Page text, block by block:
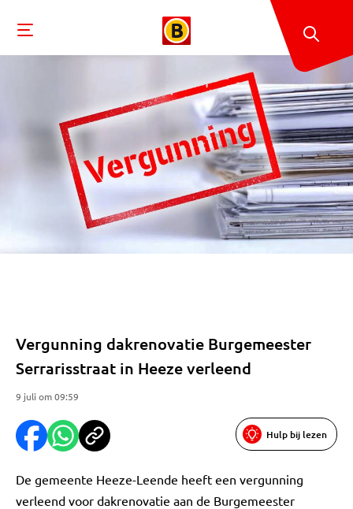
Vergunning dakrenovatie Burgemeester
Serrarisstraat in Heeze verleend
9 juli om 09:59
Hulp bij lezen
De gemeente Heeze-Leende heeft een vergunning
verleend voor dakrenovatie aan de Burgemeester